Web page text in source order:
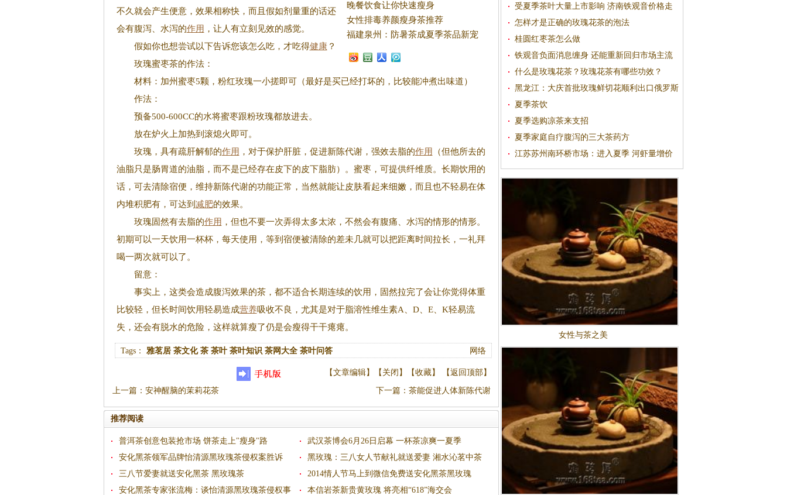
晚餐饮食让你快速瘦身
女性排毒养颜瘦身茶推荐
福建泉州：防暑茶成夏季茶品新宠
不久就会产生便意，效果相称快，而且假如剂量重的话还
会有腹泻、水泻的作用 ，让人有立刻见效的感觉。
假如你也想尝试以下告诉您该怎么吃，才吃得健康？
玫瑰蜜枣茶的作法：
材料：加州蜜枣5颗，粉红玫瑰一小搓即可（最好是买已经打坏的，比较能冲煮出味道）
作法：
预备500-600CC的水将蜜枣跟粉玫瑰都放进去。
放在炉火上加热到滚熄火即可。
玫瑰，具有疏肝解郁的作用 ，对于保护肝脏，促进新陈代谢，强效去脂的作用 （但他所去的
油脂只是肠胃道的油脂，而不是已经存在皮下的皮下脂肪）。蜜枣，可提供纤维质。长期饮用的
话，可去清除宿便，维持新陈代谢的功能正常，当然就能让皮肤看起来细嫩，而且也不轻易在体
内堆积肥有，可达到 减肥的效果。
玫瑰固然有去脂的作用 ，但也不要一次弄得太多太浓，不然会有腹痛、水泻的情形的情形。
初期可以一天饮用一杯杯，每天使用，等到宿便被清除的差未几就可以把距离时间拉长，一礼拜
喝一两次就可以了。
留意：
事实上，这类会造成腹泻效果的茶，都不适合长期连续的饮用，固然拉完了会让你觉得体重
比较轻，但长时间饮用轻易造成营养吸收不良，尤其是对于脂溶性维生素A、D、E、K轻易流
失，还会有脱水的危险，这样就算瘦了仍是会瘦得干干瘪瘪。
Tags： 雅茗居 茶文化 茶 茶叶 茶叶知识 茶网大全 茶叶问答 网络
【文章编辑】【 关闭 】【收藏】 【返回顶部】
上一篇 ： 安神醒脑的茉莉花茶 下一篇 ： 茶能促进人体新陈代谢
推荐阅读
普洱茶创意包装抢市场 饼茶走上"瘦身"路
武汉茶博会6月26日启幕 一杯茶凉爽一夏季
安化黑茶领军品牌怡清源黑玫瑰茶侵权案胜诉
黑玫瑰：三八女人节献礼就送爱妻 湘水沁茗中茶
网“最懂女人心的茶”
三八节爱妻就送安化黑茶 黑玫瑰茶
2014情人节马上到微信免费送安化黑茶黑玫瑰
安化黑茶专家张流梅：谈怡清源黑玫瑰茶侵权事
本信岩茶新贵黄玫瑰 将亮相“618”海交会
受夏季茶叶大量上市影响 济南铁观音价格走
低
怎样才是正确的玫瑰花茶的泡法
桂圆红枣茶怎么做
铁观音负面消息缠身 还能重新回归市场主流
吗？
什么是玫瑰花茶？玫瑰花茶有哪些功效？
黑龙江：大庆首批玫瑰鲜切花顺利出口俄罗斯
夏季茶饮
夏季选购凉茶来支招
夏季家庭自疗腹泻的三大茶药方
江苏苏州南环桥市场：进入夏季 河虾量增价
跌
女性与茶之美